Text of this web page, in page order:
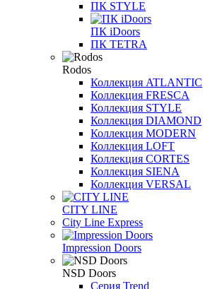
ПК STYLE
ПК iDoors
ПК TETRA
Rodos
Коллекция ATLANTIC
Коллекция FRESСA
Коллекция STYLE
Коллекция DIAMOND
Коллекция MODERN
Коллекция LOFT
Коллекция CORTES
Коллекция SIENA
Коллекция VERSAL
CITY LINE
City Line Express
Impression Doors
NSD Doors
Серия Trend